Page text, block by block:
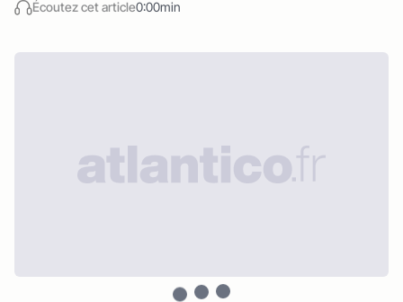
Écoutez cet article0:00min